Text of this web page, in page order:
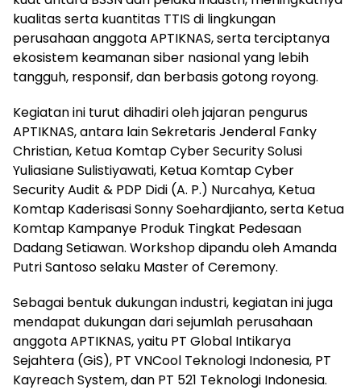
kualitas serta kuantitas TTIS di lingkungan
perusahaan anggota APTIKNAS, serta terciptanya
ekosistem keamanan siber nasional yang lebih
tangguh, responsif, dan berbasis gotong royong.
Kegiatan ini turut dihadiri oleh jajaran pengurus
APTIKNAS, antara lain Sekretaris Jenderal Fanky
Christian, Ketua Komtap Cyber Security Solusi
Yuliasiane Sulistiyawati, Ketua Komtap Cyber
Security Audit & PDP Didi (A. P.) Nurcahya, Ketua
Komtap Kaderisasi Sonny Soehardjianto, serta Ketua
Komtap Kampanye Produk Tingkat Pedesaan
Dadang Setiawan. Workshop dipandu oleh Amanda
Putri Santoso selaku Master of Ceremony.
Sebagai bentuk dukungan industri, kegiatan ini juga
mendapat dukungan dari sejumlah perusahaan
anggota APTIKNAS, yaitu PT Global Intikarya
Sejahtera (GiS), PT VNCool Teknologi Indonesia, PT
Kayreach System, dan PT 521 Teknologi Indonesia.